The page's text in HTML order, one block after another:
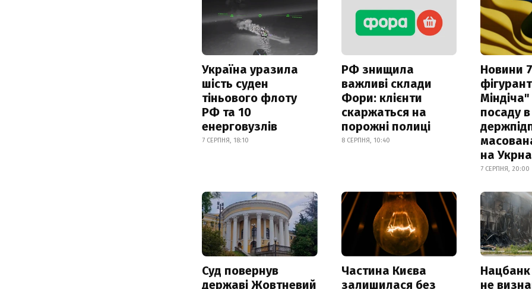
Україна уразила
шість суден
тіньового флоту
РФ та 10
енерговузлів
7 СЕРПНЯ, 18:10
РФ знищила
важливі склади
Фори: клієнти
скаржаться на
порожні полиці
8 СЕРПНЯ, 10:40
Новини
посаду в
на
7 СЕРПНЯ, 20:00
Суд повернув
державі Жовтневий
Частина Києва
залишилася без
не